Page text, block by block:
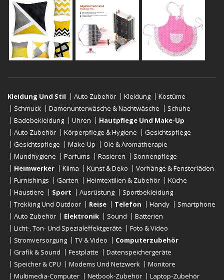
Kleidung Und Stil Auto Zubehör Kleidung
Kostüme
Schmuck
Damenunterwäsche & Nachtwäsche
Schuhe
Badebekleidung
Uhren
Hautpflege Und Make-Up
Auto Zubehör
Körperpflege & Hygiene
Gesichtspflege
Gesichtspflege
Make-Up
Öle & Aromatherapie
Mundhygiene
Parfums Rasieren
Sonnenpflege
Heimwerker
Klima Kunst & Deko
Vorhänge & Fensterläden
Furnishings
Garten Heimtextilien & Zubehör
Küche
Haustiere
Sport Ausrüstung
Sportbekleidung
Trekking Und Outdoor
Reise Telefon Handy
Smartphone
Auto Zubehör
Elektronik Sound
Batterien
Licht-, Ton- Und Spezialeffektgeräte
Foto & Video
Stromversorgung
TV & Video
Computerzubehör
Grafik & Sound
Festplatte
Datenspeichergeräte
Speicher & CPU
Modems Und Netzwerk
Monitore
Multimedia-Computer
Netbook-Zubehör Laptop-Zubehör